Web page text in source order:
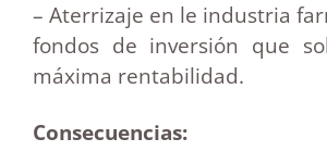
– Aterrizaje en le industria
fondos de inversión que
máxima rentabilidad.
Consecuencias: